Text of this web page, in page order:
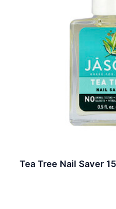
טיפוח ציפורניים טבעי – Tea Tree Nail Saver 15